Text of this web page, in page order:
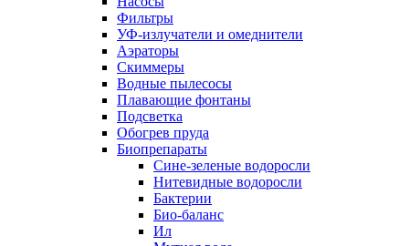
Фильтры
УФ-излучатели и омеднители
Аэраторы
Cкиммеры
Водные пылесосы
Плавающие фонтаны
Подсветка
Обогрев пруда
Биопрепараты
Сине-зеленые водоросли
Нитевидные водоросли
Бактерии
Био-баланс
Ил